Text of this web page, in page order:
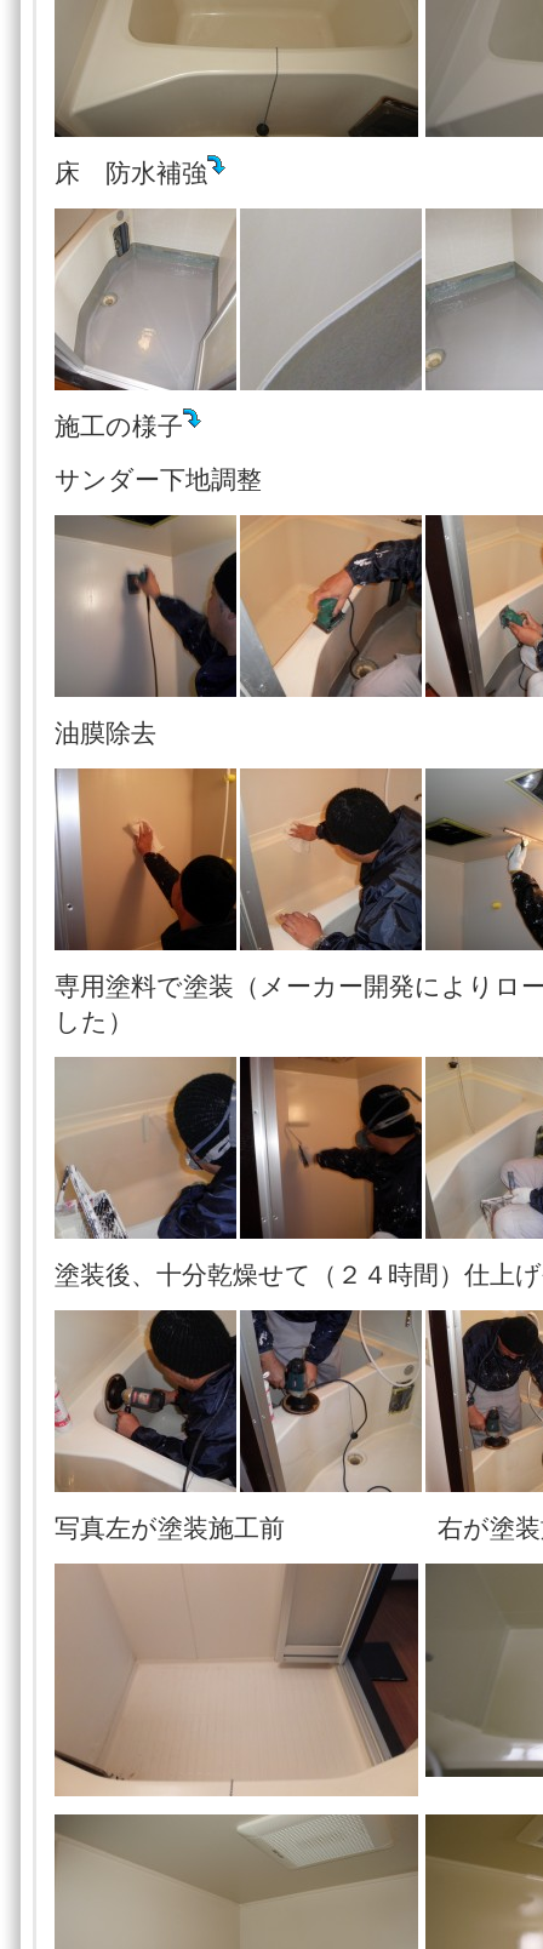
床 防水補強
施工の様子
サンダー下地調整
油膜除去
専用塗料で塗装（メーカー開発によりロ
した）
塗装後、十分乾燥せて（２４時間）仕上
写真左が塗装施工前 右が塗装